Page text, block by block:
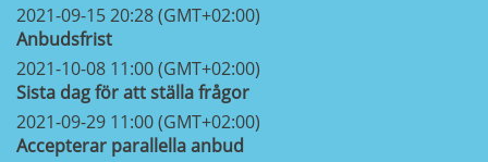
2021-09-15 20:28 (GMT+02:00)
Anbudsfrist
2021-10-08 11:00 (GMT+02:00)
Sista dag för att ställa frågor
2021-09-29 11:00 (GMT+02:00)
Accepterar parallella anbud